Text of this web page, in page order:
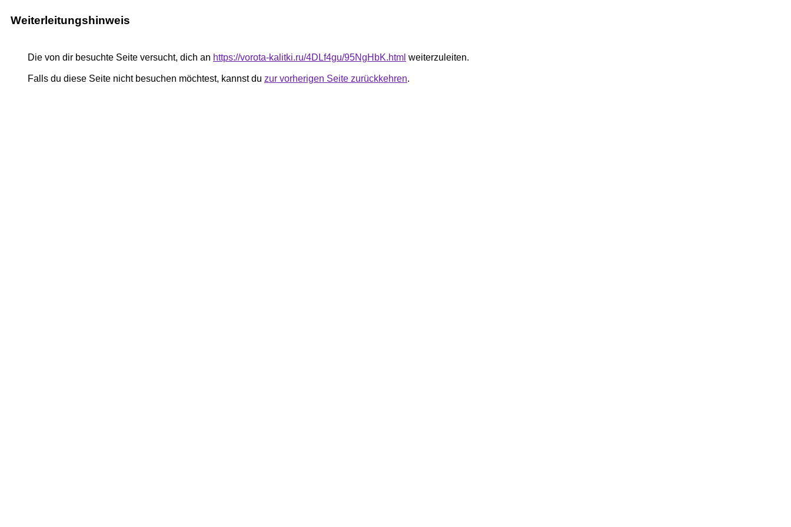
Weiterleitungshinweis
Die von dir besuchte Seite versucht, dich an https://vorota-kalitki.ru/4DLf4gu/95NgHbK.html weiterzuleiten.
Falls du diese Seite nicht besuchen möchtest, kannst du zur vorherigen Seite zurückkehren.